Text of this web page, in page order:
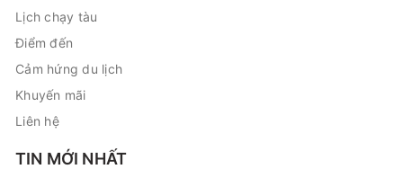
Lịch chạy tàu
Điểm đến
Cảm hứng du lịch
Khuyến mãi
Liên hệ
TIN MỚI NHẤT